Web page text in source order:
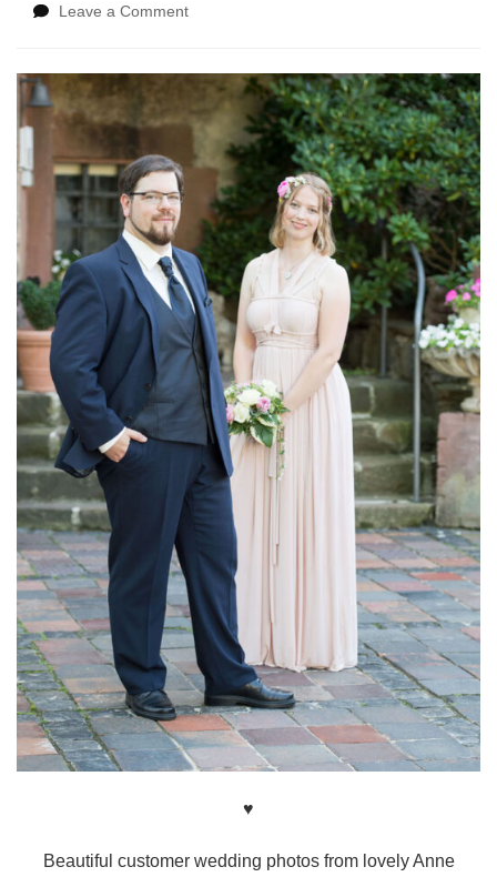
Leave a Commenton
Bride:
Kundenfotos
Anne
(Germany)
♥
Beautiful customer wedding photos from lovely Anne